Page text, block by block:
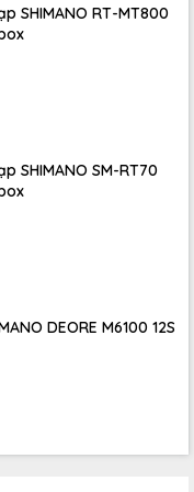
sạch tuyệt đối. Chắn
phù hợp với cả xe
SHIMANO RT-MT800
SHIMANO SM-RT70
DEORE M6100 12S